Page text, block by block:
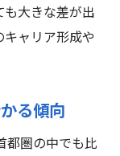
大きな差が出
ャリア形成や
る傾向
都圏の中でも比